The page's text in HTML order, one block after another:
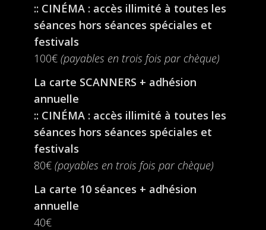
:: CINÉMA : accès illimité à toutes les
séances hors séances spéciales et
festivals
100€ (payables en trois fois par chèque)
La carte SCANNERS + adhésion
annuelle
:: CINÉMA : accès illimité à toutes les
séances hors séances spéciales et
festivals
80€ (payables en trois fois par chèque)
La carte 10 séances + adhésion
annuelle
40€